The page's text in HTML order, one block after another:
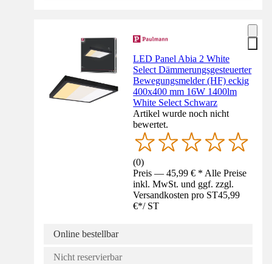
LED Panel Abia 2 White
Select Dämmerungsgesteuerter
Bewegungsmelder (HF) eckig
400x400 mm 16W 1400lm
White Select Schwarz
Artikel wurde noch nicht
bewertet.
(0)
Preis — 45,99 € * Alle Preise
inkl. MwSt. und ggf. zzgl.
Versandkosten pro ST45,99
€*/ ST
Online bestellbar
Nicht reservierbar